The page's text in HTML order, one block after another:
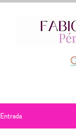
Entrada